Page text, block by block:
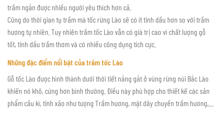
trầm ngắn được nhiều người yêu thích hơn cả.
Cũng do thời gian tụ trầm mà tốc rừng Lào sẽ có ít tinh dầu hơn so với trầm
hương tự nhiên. Tuy nhiên trầm tốc Lào vẫn có giá trị cao vì chất lượng gỗ
tốt, tinh dầu trầm thơm và có nhiều công dụng tích cực.
Những đặc điểm nổi bật của trầm tốc Lào
Gỗ tốc Lào được hình thành dưới thời tiết nắng gắt ở vùng rừng núi Bắc Lào
khiến nó khô, cứng hơn bình thường. Điều này phù hợp cho thiết kế các sản
phẩm cầu kì, tinh xảo như tượng Trầm hương, mặt dây chuyền trầm hương,…